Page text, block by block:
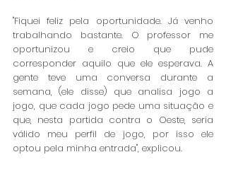
"Fiquei feliz pela oportunidade. Já venho
trabalhando bastante. O professor me
oportunizou e creio que pude
corresponder aquilo que ele esperava. A
gente teve uma conversa durante a
semana, (ele disse) que analisa jogo a
jogo, que cada jogo pede uma situação e
que, nesta partida contra o Oeste, seria
válido meu perfil de jogo, por isso ele
optou pela minha entrada", explicou.